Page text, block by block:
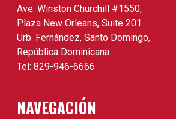
Ave. Winston Churchill #1550,
Plaza New Orleans, Suite 201
Urb. Fernández, Santo Domingo,
República Dominicana.
Tel: 829-946-6666
NAVEGACIÓN